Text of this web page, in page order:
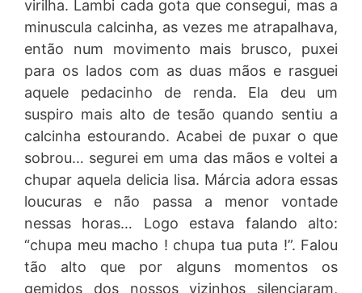
virilha. Lambi cada gota que consegui, mas a
minuscula calcinha, as vezes me atrapalhava,
então num movimento mais brusco, puxei
para os lados com as duas mãos e rasguei
aquele pedacinho de renda. Ela deu um
suspiro mais alto de tesão quando sentiu a
calcinha estourando. Acabei de puxar o que
sobrou… segurei em uma das mãos e voltei a
chupar aquela delicia lisa. Márcia adora essas
loucuras e não passa a menor vontade
nessas horas… Logo estava falando alto:
“chupa meu macho ! chupa tua puta !”. Falou
tão alto que por alguns momentos os
gemidos dos nossos vizinhos silenciaram,